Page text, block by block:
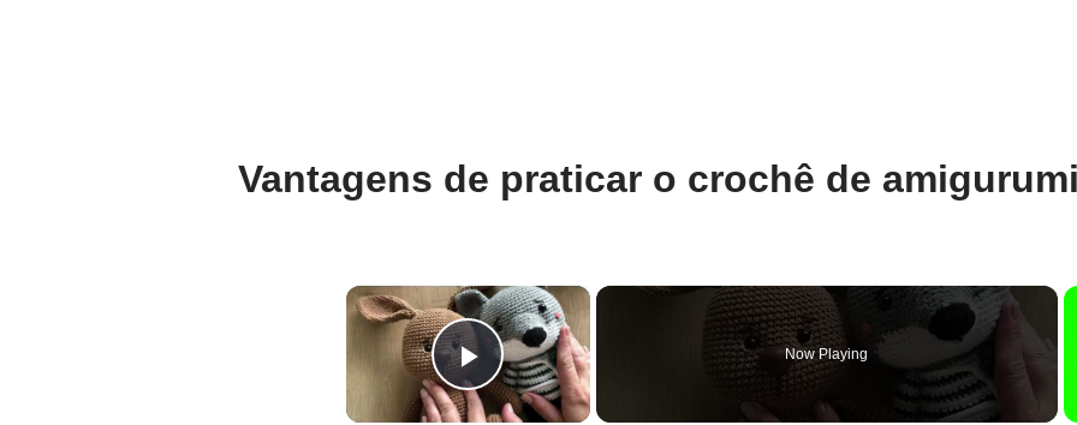
Vantagens de praticar o crochê de
×
Play Video
Now Playing